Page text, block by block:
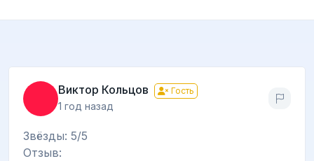
Виктор Кольцов Гость
1 год назад
Звёзды: 5/5
Отзыв: